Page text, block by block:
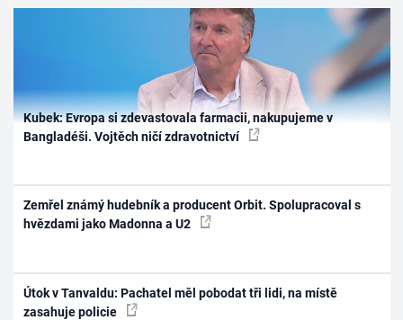
Kubek: Evropa si zdevastovala farmacii, nakupujeme v
Bangladéši. Vojtěch ničí zdravotnictví
Zemřel známý hudebník a producent Orbit. Spolupracoval s
hvězdami jako Madonna a U2
Útok v Tanvaldu: Pachatel měl pobodat tři lidi, na místě
zasahuje policie